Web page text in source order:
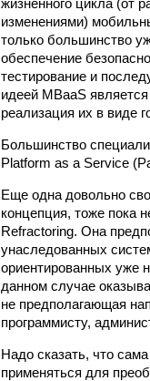
жизненного цикла (от
изменениями)
только большинство
обеспечение
тестирование и
идеей MBaaS
реализация их в виде
Большинство
Platform as a Service
Еще одна довольно
концепция, тоже пока
Refractoring. Она
унаследованных
ориентированных уже
данном случае
не предполагающая
программисту,
Надо сказать, что
применяться для